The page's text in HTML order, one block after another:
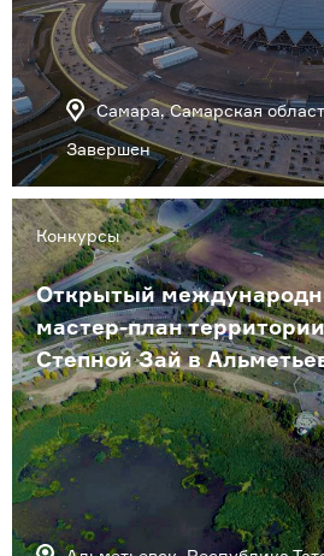
Самара, Самарская
Завершен
Конкурсы
Открытый
мастер-план
Степной Зай в